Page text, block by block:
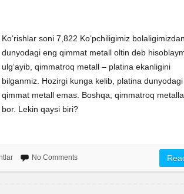
Ko‘rishlar soni 7,822 Ko‘pchiligimiz bolaligimizdan
dunyodagi eng qimmat metall oltin deb
ulg‘ayib, qimmatroq metall – platina ekanligini
bilganmiz. Hozirgi kunga kelib, platina
qimmat metall emas. Boshqa, qimmatroq
bor. Lekin qaysi biri?
No Comments